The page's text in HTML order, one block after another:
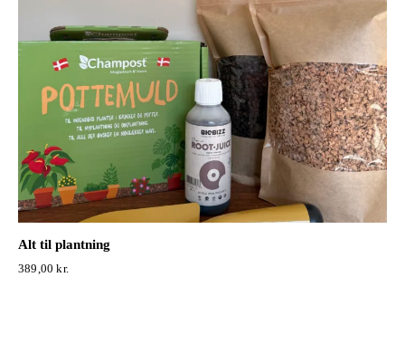
Alt til plantning
389,00kr.